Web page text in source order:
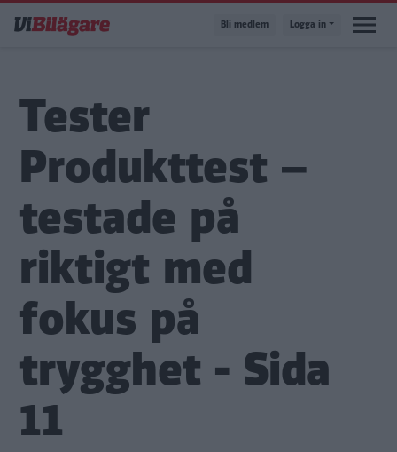
till
Bli medlem Logga in
Tester
Produkttest –
testade på
riktigt med
fokus på
trygghet - Sida
11